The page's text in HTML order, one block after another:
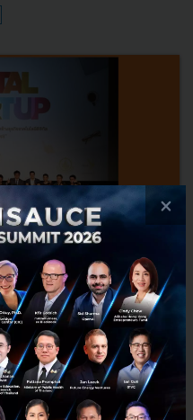
โครงการ ‘Digital
อน วัลเลย์ และประเทศอื่นๆ
าพจากโครงการเพื่อส่งเสริม
Digital Entrepreneurship โดย
า ภายใต้ชื...
×